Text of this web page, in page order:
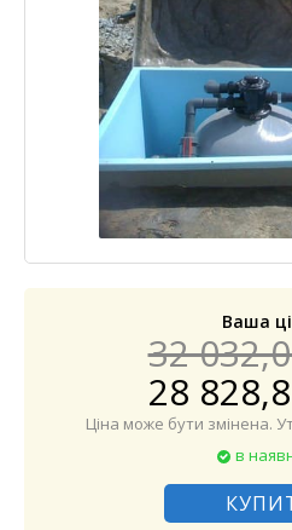
Ваша
32
28
Ціна може бути змінена.
в